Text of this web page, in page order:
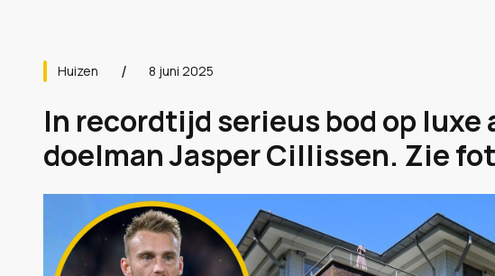
Huizen 8 juni 2025
In recordtijd serieus bod op luxe
doelman Jasper Cillissen. Zie